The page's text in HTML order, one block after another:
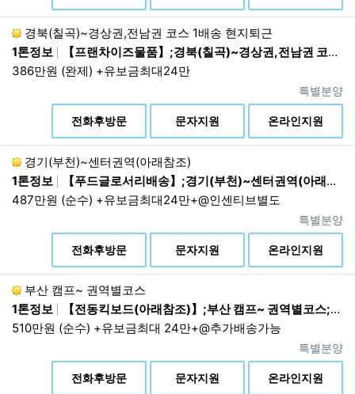
파기절차
이용자가 입력한 정보는 목적 달성 후 별도의 데이터베이스
에 옮겨져(종이의 경우 별도의 서류) 내부 방침 및 기타 관련
법령에 따라 일정기간 저장된 후 혹은 즉시 파기됩니다. 이
때, 데이터베이스로 옮겨진 개인정보는 법령에 의한 경우가
이용자의 개인정보는 해당 보유기간이 경과된 경우에는 보
유기간의 종료일로부터 5영업일 이내에, 개인정보의 처리
목적 달성, 해당 서비스의 폐지, 사업의 종료 등 그 개인정보
가 불필요하게 되었을 때에는 개인정보의 처리가 불필요한
것으로 인정되는 날로부터 5영업일 이내에 그 개인정보를
파기합니다. 만14세 미만 아동에 대한 법정대리인의 거부가
있거나 동의 의사가 확인되지 않는 경우 수집일로부터 5영
업일 이내에 해당 개인정보를 파기합니다.
파기방법
전자적 파일 형태의 정보는 기록을 재생할 수 없는 기술적
방법을 사용합니다. 종이에 출력된 개인정보는 분쇄기로 분
쇄하거나 소각을 통하여 파기합니다.
제6조. 이용자 및 법정대리인의 권리와
그 행사방법
경북(칠곡)~경상권,전남권 코스 1배송 현지퇴근
1톤정보
【프랜차이즈물품】;경북(칠곡)~경상권,전남권 코스 1배송 현지퇴근; 07:00~16:00 현지퇴근 1배송 현지퇴근
386만원 (완제) +유보금최대24만
진행상태
특별분양
전화후방문
문자지원 온라인지원
경기(부천)~센터권역(아래참조)
1톤정보
【푸드글로서리배송】;경기(부천)~센터권역(아래참조);01:00~08:00 1배송 현지퇴근
487만원 (순수) +유보금최대24만+@인센티브별도
진행상태
특별분양
전화후방문
문자지원 온라인지원
부산 캠프~ 권역별코스
1톤정보
【전동킥보드(아래참조)】;부산 캠프~ 권역별코스;21:00~03:00
510만원 (순수) +유보금최대 24만+@추가배송가능
진행상태
특별분양
전화후방문
문자지원 온라인지원